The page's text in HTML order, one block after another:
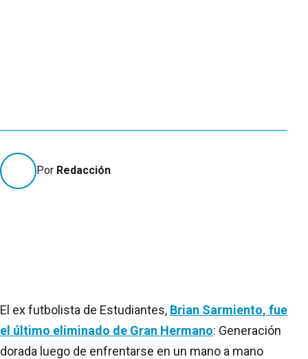
Por Redacción
El ex futbolista de Estudiantes, Brian Sarmiento, fue
el último eliminado de Gran Hermano: Generación
dorada luego de enfrentarse en un mano a mano